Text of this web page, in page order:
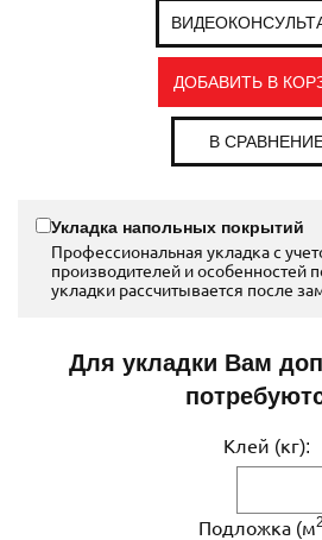
ДОБАВИТЬ В
В
Укладка напольных покрытий
Профессиональная укладка с
производителей и особенностей
укладки рассчитывается после
Для укладки Вам
Клей (кг):
Подложка (м2